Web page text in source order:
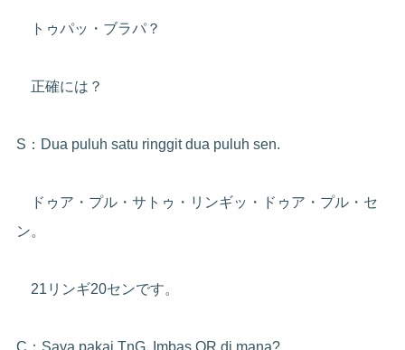
トゥパッ・ブラパ？
正確には？
S：Dua puluh satu ringgit dua puluh sen.
ドゥア・プル・サトゥ・リンギッ・ドゥア・プル・セ
ン。
21リンギ20センです。